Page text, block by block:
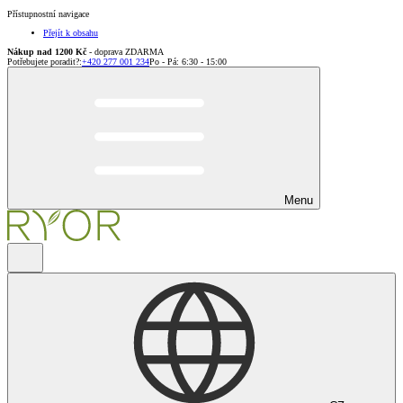
Přístupnostní navigace
Přejít k obsahu
Nákup nad 1200 Kč - doprava ZDARMA
Potřebujete poradit?:+420 277 001 234Po - Pá: 6:30 - 15:00
Menu